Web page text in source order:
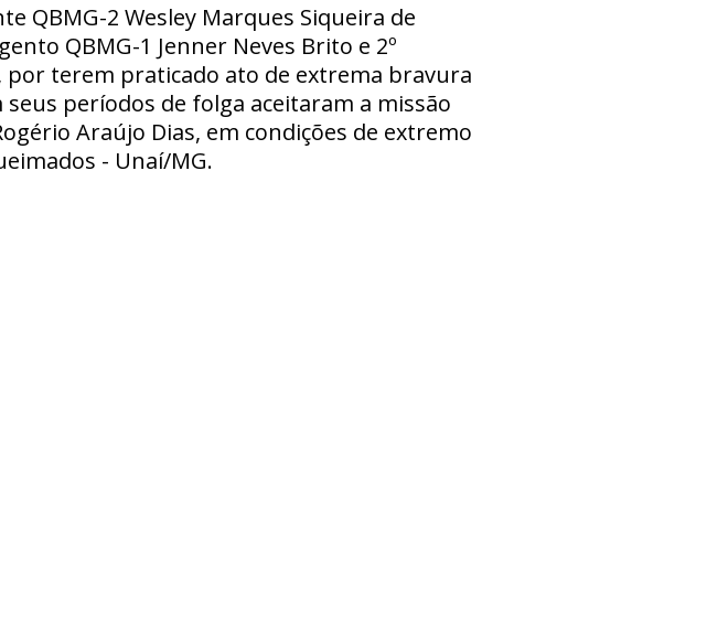
QBMG-2 Wesley Marques Siqueira de
QBMG-1 Jenner Neves Brito e 2º
por terem praticado ato de extrema bravura
períodos de folga aceitaram a missão
Araújo Dias, em condições de extremo
- Unaí/MG.